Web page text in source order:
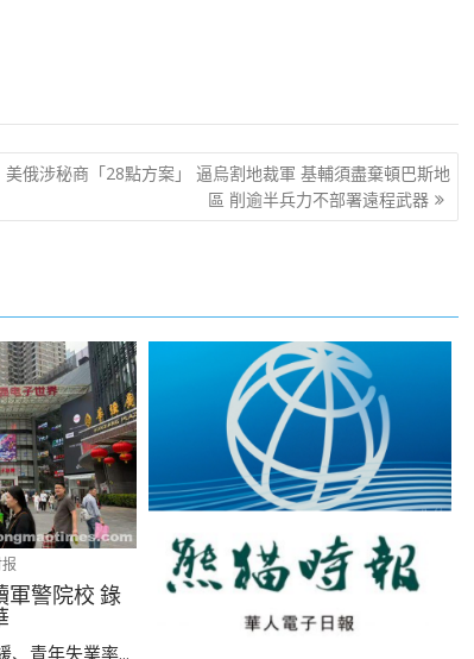
美俄涉秘商「28點方案」 逼烏割地裁軍 基輔須盡棄頓巴斯地
區 削逾半兵力不部署遠程武器
軍警院校 錄
、青年失業率...